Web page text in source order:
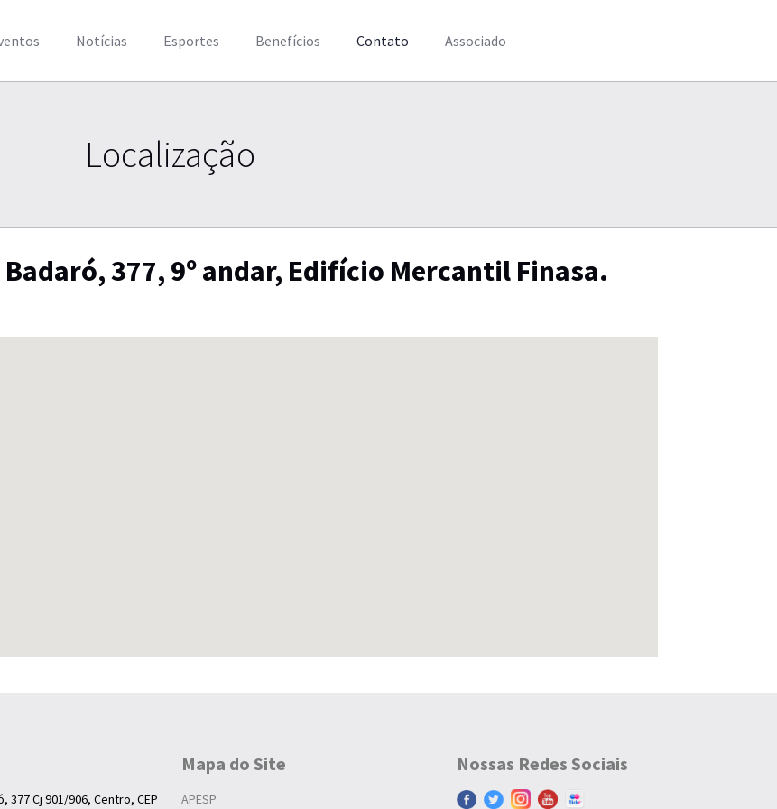
Notícias Esportes Benefícios Contato Associado
Localização
377, 9º andar, Edifício Mercantil Finasa.
377 Cj 901/906, Centro, CEP
Mapa do Site
APESP
Nossas Redes Sociais